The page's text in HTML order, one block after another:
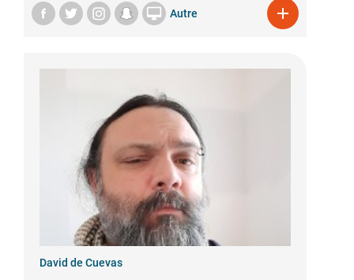
 Autre 
David de Cuevas